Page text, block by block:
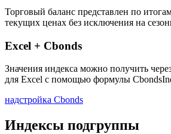
Торговый баланс представлен по
текущих ценах без исключения на
Excel + Cbonds
Значения индекса можно получить
для Excel с помощью формулы
надстройка Cbonds
Индексы подгруппы